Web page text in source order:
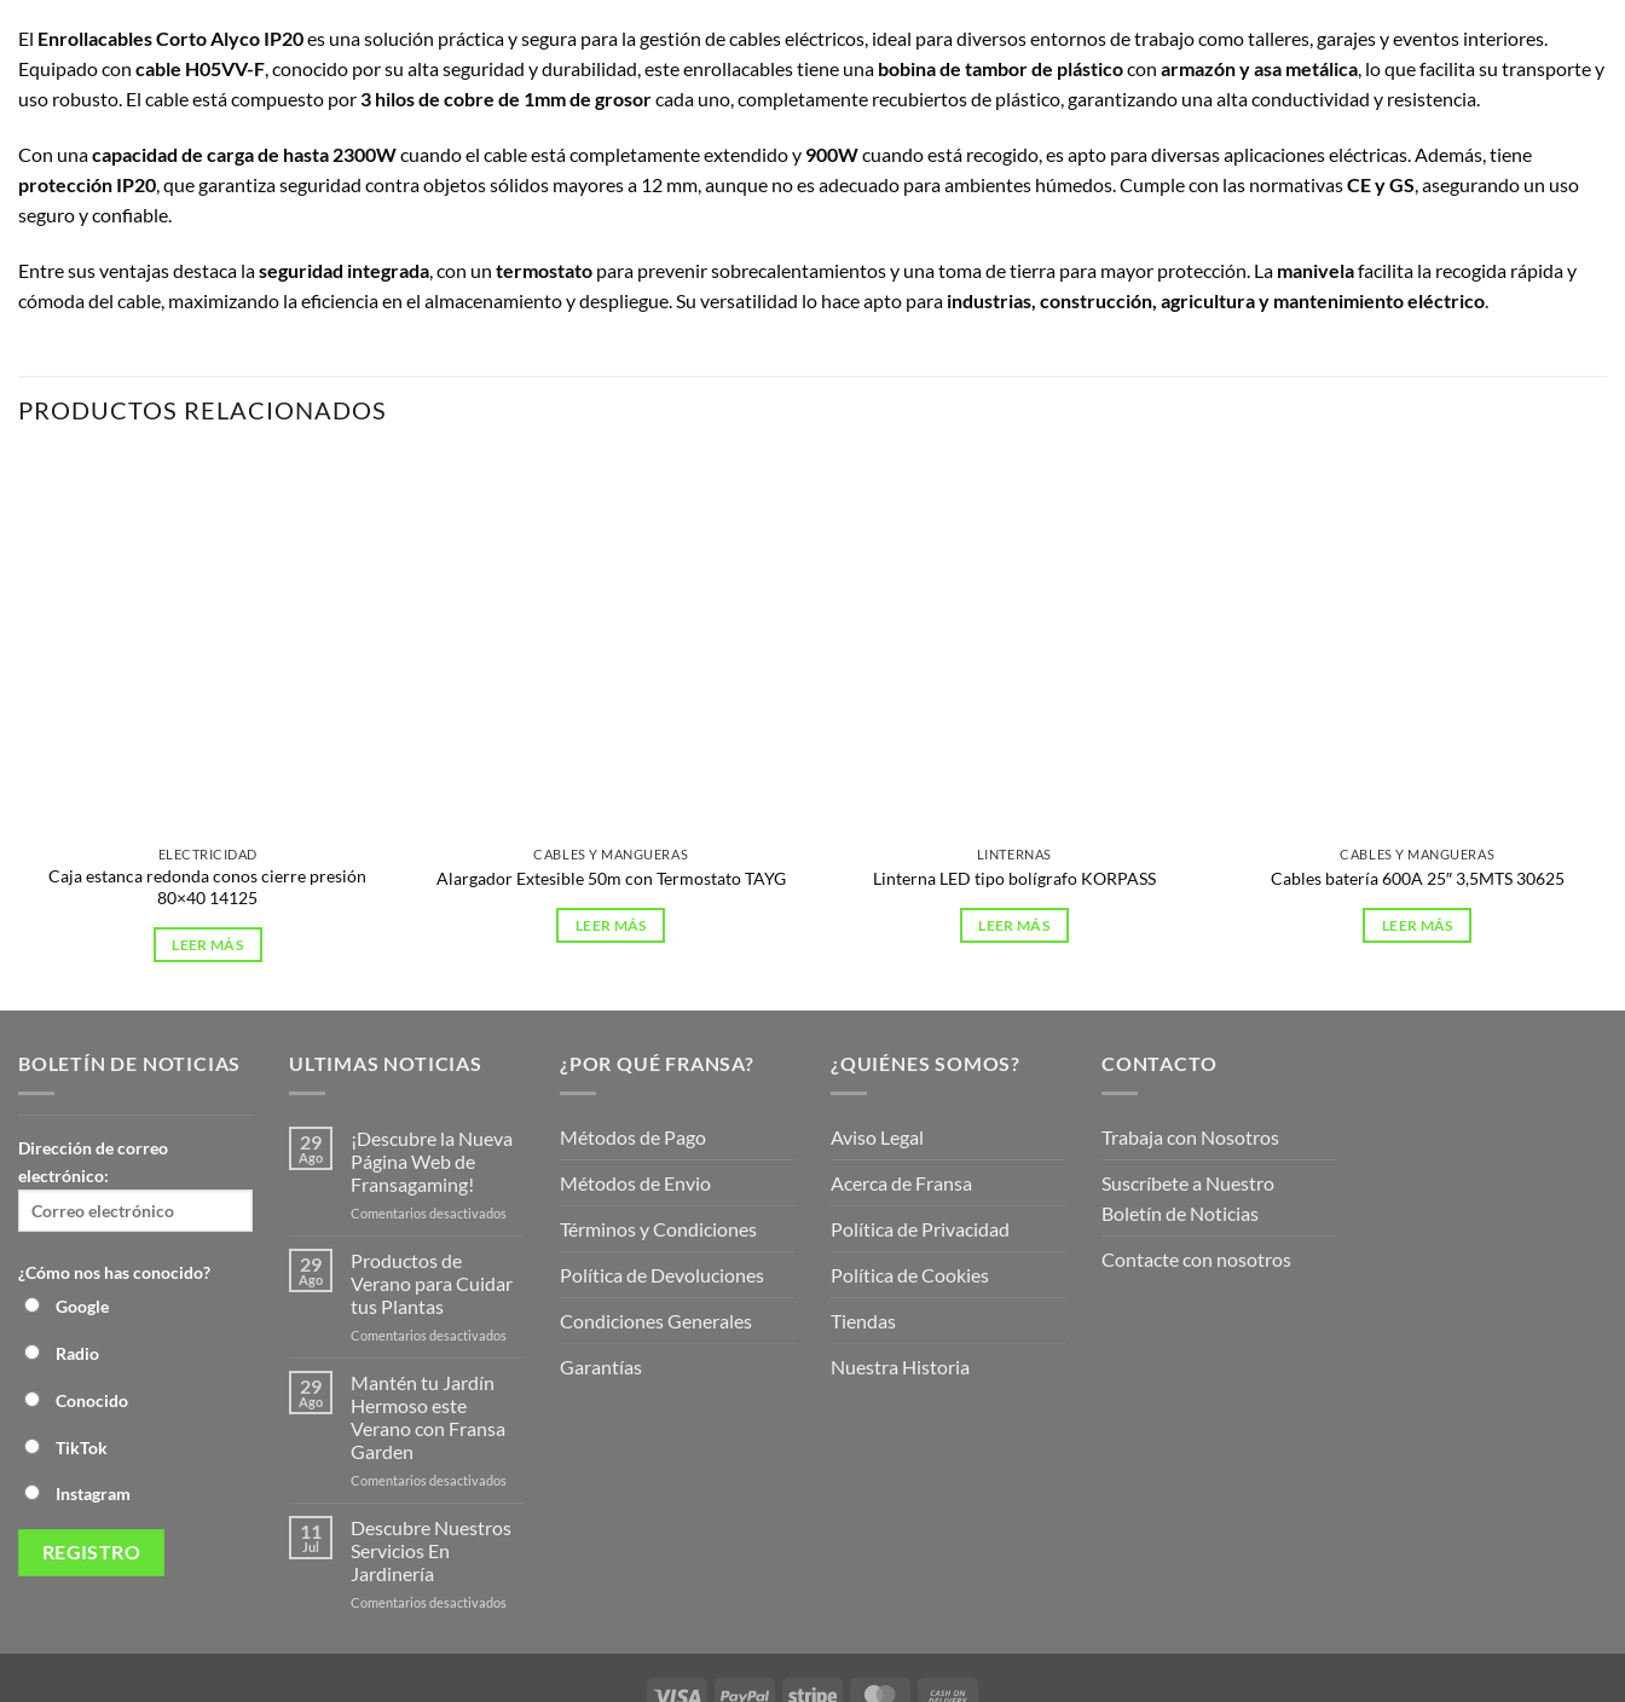
El Enrollacables Corto Alyco IP20es una solución práctica y segura para la gestión de cables eléctricos, ideal para diversos entornos de trabajo como talleres, garajes y eventos interiores.
Equipado con cable H05VV-F, conocido por su alta seguridad y durabilidad, este enrollacables tiene una bobina de tambor de plásticocon armazón y asa metálica, lo que facilita su transporte y
uso robusto. El cable está compuesto por3 hilos de cobre de 1mm de grosorcada uno, completamente recubiertos de plástico, garantizando una alta conductividad y resistencia.
Con unacapacidad de carga de hasta 2300Wcuando el cable está completamente extendido y 900Wcuando está recogido, es apto para diversas aplicaciones eléctricas. Además, tiene
protección IP20 , que garantiza seguridad contra objetos sólidos mayores a 12 mm, aunque no es adecuado para ambientes húmedos. Cumple con las normativasCE y GS , asegurando un uso
seguro y confiable.
Entre sus ventajas destaca laseguridad integrada , con un termostato para prevenir sobrecalentamientos y una toma de tierra para mayor protección. La manivelafacilita la recogida rápida y
cómoda del cable, maximizando la eficiencia en el almacenamiento y despliegue. Su versatilidad lo hace apto para industrias, construcción, agricultura y mantenimiento eléctrico
PRODUCTOS RELACIONADOS
ELECTRICIDAD
Caja estanca redonda conos cierre presión
80×40 14125
LEER MÁS
CABLES Y MANGUERAS
Alargador Extesible 50m con Termostato TAYG
LEER MÁS
LINTERNAS
Linterna LED tipo bolígrafo KORPASS
LEER MÁS
CABLES Y MANGUERAS
Cables batería 600A 25″ 3,5MTS 30625
LEER MÁS
BOLETÍN DE NOTICIAS
Dirección de correo
electrónico:
¿Cómo nos has conocido?
Google
Radio
Conocido
TikTok
Instagram
ULTIMAS NOTICIAS
29
Ago
¡Descubre la Nueva
Página Web de
Fransagaming!
Comentarios desactivados
Página
29
Ago
Productos de
Verano para Cuidar
tus Plantas
Comentarios desactivados
29
Ago
Mantén tu Jardín
Hermoso este
Verano con Fransa
Garden
Comentarios desactivados
Jardín
11
Jul
Descubre Nuestros
Servicios En
Jardinería
Comentarios desactivados
¿POR QUÉ FRANSA?
Métodos de Pago
Métodos de Envio
Términos y Condiciones
Política de Devoluciones
Condiciones Generales
Garantías
¿QUIÉNES SOMOS?
Aviso Legal
Acerca de Fransa
Política de Privacidad
Política de Cookies
Tiendas
Nuestra Historia
CONTACTO
Trabaja con Nosotros
Suscríbete a Nuestro
Boletín de Noticias
Contacte con nosotros
Visa PayPal Stripe MasterCard